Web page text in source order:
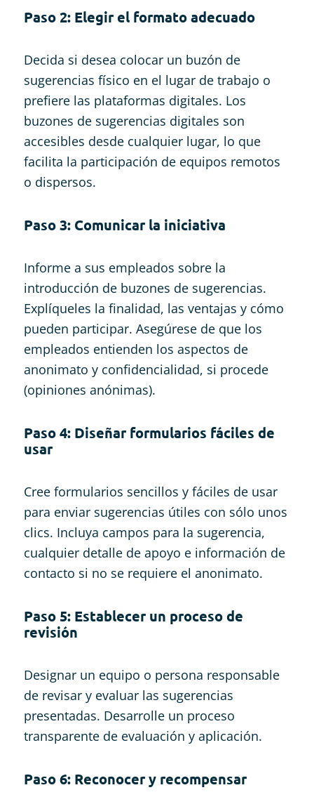
Paso 2: Elegir el formato adecuado
Decida si desea colocar un buzón de
sugerencias físico en el lugar de trabajo o
prefiere las plataformas digitales. Los
buzones de sugerencias digitales son
accesibles desde cualquier lugar, lo que
facilita la participación de equipos remotos
o dispersos.
Paso 3: Comunicar la iniciativa
Informe a sus empleados sobre la
introducción de buzones de sugerencias.
Explíqueles la finalidad, las ventajas y cómo
pueden participar. Asegúrese de que los
empleados entienden los aspectos de
anonimato y confidencialidad, si procede
(opiniones anónimas).
Paso 4: Diseñar formularios fáciles de
usar
Cree formularios sencillos y fáciles de usar
para enviar sugerencias útiles con sólo unos
clics. Incluya campos para la sugerencia,
cualquier detalle de apoyo e información de
contacto si no se requiere el anonimato.
Paso 5: Establecer un proceso de
revisión
Designar un equipo o persona responsable
de revisar y evaluar las sugerencias
presentadas. Desarrolle un proceso
transparente de evaluación y aplicación.
Paso 6: Reconocer y recompensar